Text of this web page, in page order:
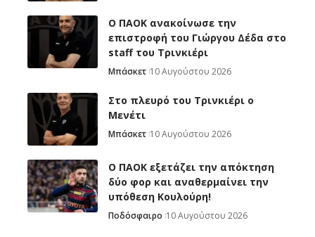
Ο ΠΑΟΚ ανακοίνωσε την
επιστροφή του Γιώργου Δέδα στο
staff του Τρινκιέρι
Μπάσκετ 10 Αυγούστου 2026
Στο πλευρό του Τρινκιέρι ο
Μενέτι
Μπάσκετ 10 Αυγούστου 2026
Ο ΠΑΟΚ εξετάζει την απόκτηση
δύο φορ και αναθερμαίνει την
υπόθεση Κουλούρη!
Ποδόσφαιρο 10 Αυγούστου 2026